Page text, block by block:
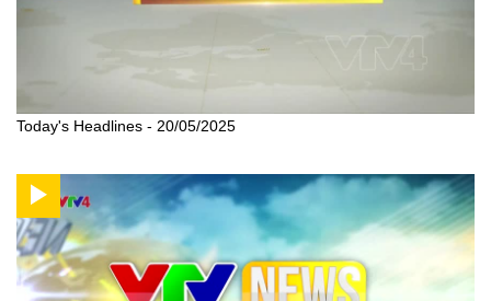
Today's Headlines - 20/05/2025